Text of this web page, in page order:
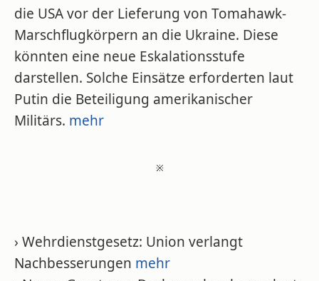
die USA vor der Lieferung von Tomahawk-
Marschflugkörpern an die Ukraine. Diese
könnten eine neue Eskalationsstufe
darstellen. Solche Einsätze erforderten laut
Putin die Beteiligung amerikanischer
Militärs. mehr
※
› Wehrdienstgesetz: Union verlangt
Nachbesserungen mehr